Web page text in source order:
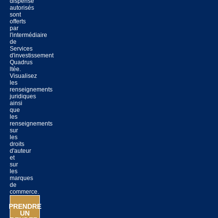
autorisés
sont
offerts
par
l'intermédiaire
de
Services
d'investissement
Quadrus
ltée.
Visualisez
les
renseignements
juridiques
ainsi
que
les
renseignements
sur
les
droits
d'auteur
et
sur
les
marques
de
commerce.
PRENDRE
UN